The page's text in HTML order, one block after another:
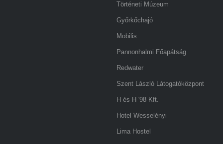
Történeti Múzeum
Győrkőchajó
Mobilis
Pannonhalmi Főapátság
Redwater
Szent László Látogatóközpont
H és H '98 Kft.
Hotel Wesselényi
Lima Hostel